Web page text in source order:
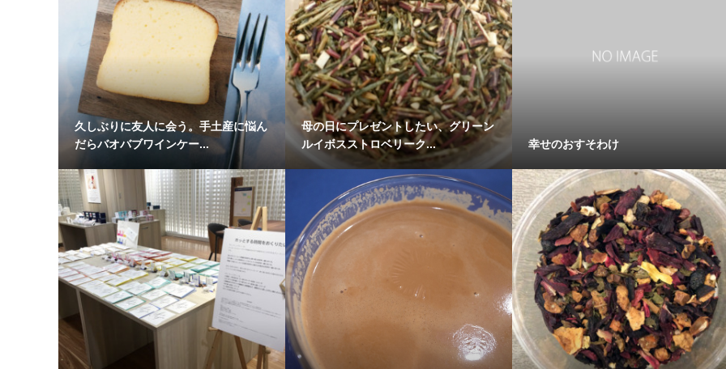
久しぶりに友人に会う。手土産に悩ん
だらバオバブワインケー...
母の日にプレゼントしたい、グリーン
ルイボスストロベリーク...
幸せのおすそわけ